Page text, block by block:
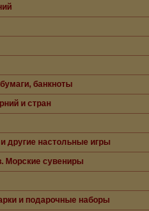
банкноты
и стран
другие настольные игры
Морские сувениры
и подарочные наборы